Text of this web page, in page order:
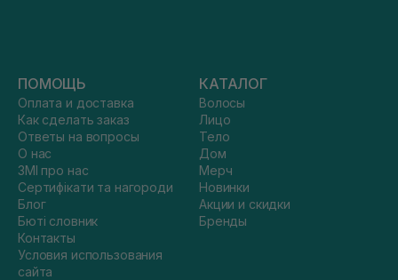
ПОМОЩЬ
Оплата и доставка
Как сделать заказ
Ответы на вопросы
О нас
ЗМІ про нас
Сертифікати та нагороди
Блог
Бюті словник
Контакты
Условия использования
сайта
КАТАЛОГ
Волосы
Лицо
Тело
Дом
Мерч
Новинки
Акции и скидки
Бренды